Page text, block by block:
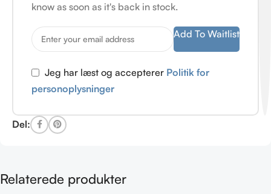
know as soon as it's back in stock.
Add To Waitlist
Jeg har læst og accepterer Politik for
personoplysninger
Del:
Relaterede produkter